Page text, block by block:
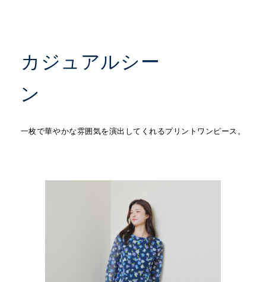
カジュアルシー
ン
一枚で華やかな雰囲気を演出してくれるプリントワンピース。